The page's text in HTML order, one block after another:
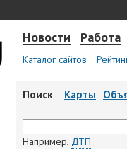
Новости Работа
Каталог сайтов
Поиск Карты
Например, ДТП